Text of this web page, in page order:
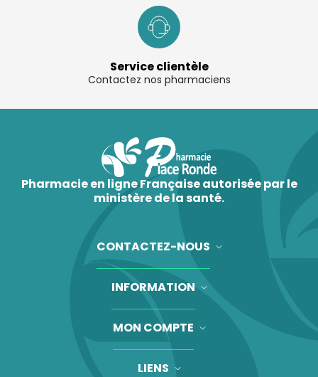
Service clientèle
Contactez nos pharmaciens
Pharmacie en ligne Française autorisée par le
ministère de la santé.
CONTACTEZ-NOUS
INFORMATION
MON COMPTE
LIENS